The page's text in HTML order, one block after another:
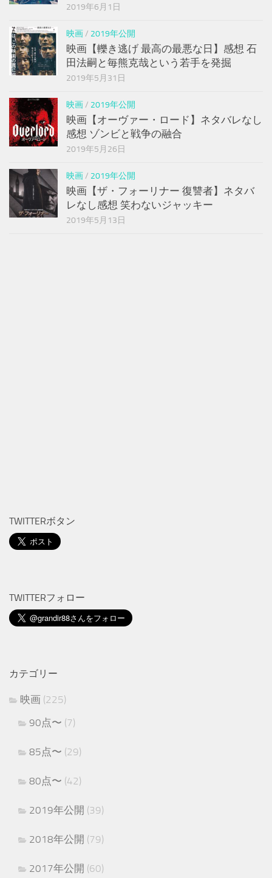
2019年6月1日
映画/ 2019年公開
映画【轢き逃げ 最高の最悪な日】感想 石
田法嗣と毎熊克哉という若手を発掘
2019年5月31日
映画/ 2019年公開
映画【オーヴァー・ロード】ネタバレなし
感想 ゾンビと戦争の融合
2019年5月26日
映画/ 2019年公開
映画【ザ・フォーリナー 復讐者】ネタバ
レなし感想 笑わないジャッキー
2019年5月13日
TWITTERボタン
TWITTERフォロー
カテゴリー
映画 (225)
90点〜 (7)
85点〜 (29)
80点〜 (42)
2019年公開 (39)
2018年公開 (79)
2017年公開 (60)